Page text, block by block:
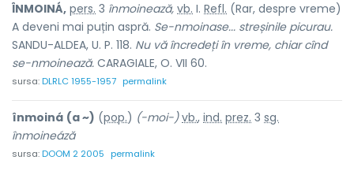
ÎNMOINÁ, pers. 3 înmoinează, vb. I. Refl. (Rar, despre vreme)
A deveni mai puțin aspră. Se-nmoinase... streșinile picurau.
SANDU-ALDEA, U. P. 118. Nu vă încredeți în vreme, chiar cînd
se-nmoinează. CARAGIALE, O. VII 60.
sursa:DLRLC 1955-1957 permalink
înmoiná (a ~) (pop.) (-moi-) vb., ind. prez. 3 sg.
înmoineáză
sursa:DOOM 2 2005 permalink